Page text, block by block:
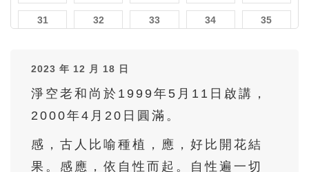
31 32 33 34 35
41 42
46 47 48 49
52 53
56 57 58 59
2023 年 12 月 18 日
淨空老和尚於1999年5月11日啟講，
2000年4月20日圓滿。
感，古人比喻種植，應，好比開花結
果。感應，依自性而起。自性遍一切